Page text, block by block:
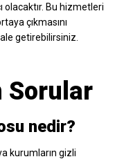
olacaktır. Bu hizmetleri
çıkmasını
getirebilirsiniz.
Sorular
nedir?
kurumların gizli